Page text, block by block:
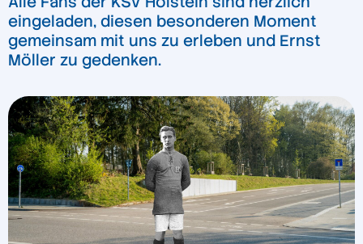
eingeladen, diesen besonderen Moment
gemeinsam mit uns zu erleben und Ernst
Möller zu gedenken.